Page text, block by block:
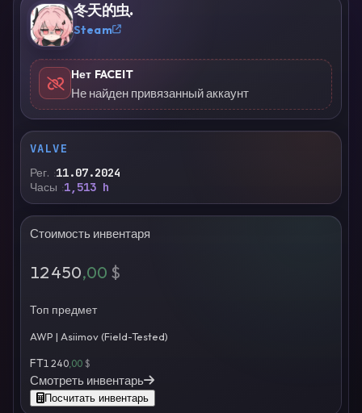
? 冬天的虫.
Steam
Нет FACEIT
Не найден привязанный аккаунт
VALVE
Рег. 11.07.2024
Часы 1,513 h
Стоимость инвентаря
12 450,00 $
Топ предмет
AWP | Asiimov (Field-Tested)
FT1 240 ,00 $
Смотреть инвентарь
Посчитать инвентарь